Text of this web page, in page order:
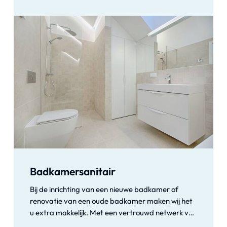
frezen en dichtmaken van sleuven. Vanwege onze
eigen stroomvoorziening hoeft er op locatie geen
krachtstroom te zijn.
Badkamersanitair
Bij de inrichting van een nieuwe badkamer of
renovatie van een oude badkamer maken wij het
u extra makkelijk. Met een vertrouwd netwerk van